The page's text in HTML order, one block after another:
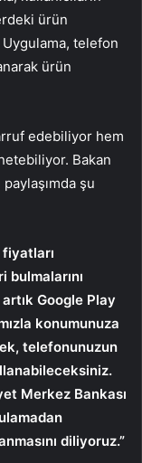
ürün
Uygulama, telefon
ürün
edebiliyor hem
Bakan
paylaşımda şu
bulmalarını
Google Play
konumunuza
telefonunuzun
Merkez Bankası
diliyoruz.”